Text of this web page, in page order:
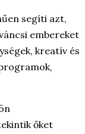
segíti azt,
embereket
kreatív és
őket